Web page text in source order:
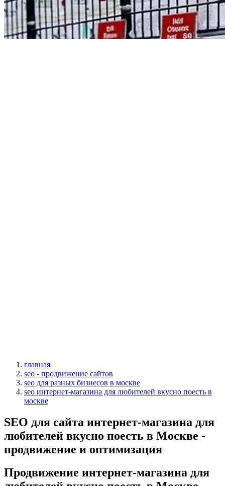
главная
seo - продвижение сайтов
seo для разных бизнесов в москве
seo интернет-магазина для любителей вкусно поесть в
москве
SEO для сайта интернет-магазина для
любителей вкусно поесть в Москве -
продвижение и оптимизация
Продвижение интернет-магазина для